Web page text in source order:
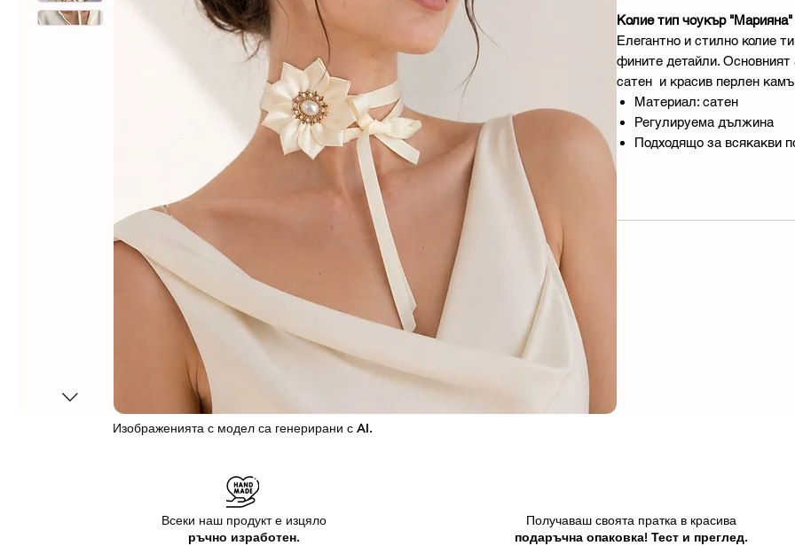
Колие тип чоукър "Марияна"
Елегантно и стилно колие
фините детайли.
сатен и красив перлен
Материал: сатен
Регулируема дължина
Подходящо за всякакви
Изображенията с модел са генерирани с AI.
Всеки наш продукт е изцяло
ръчно изработен.
Получаваш своята пратка в красива
подаръчна опаковка! Тест и преглед.